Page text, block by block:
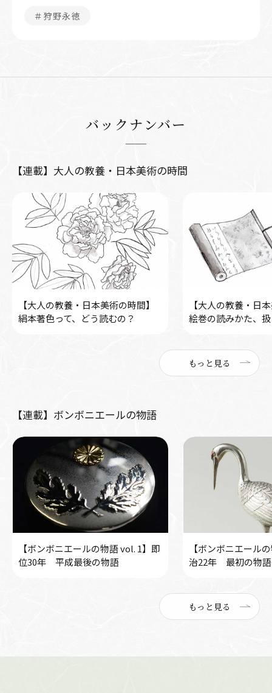
＃狩野永徳
バックナンバー
【連載】大人の教養・日本美術の時間
【大人の教養・日本美術の時間】
絹本著色って、どう読むの？
【大人の教養・日
絵巻の読みかた、
もっと見る
【連載】ボンボニエールの物語
【ボンボニエールの物語 vol. 1】即
位30年 平成最後の物語
【ボンボニエール
治22年 最初の物語
もっと見る